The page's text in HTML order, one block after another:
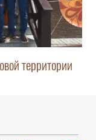
территории